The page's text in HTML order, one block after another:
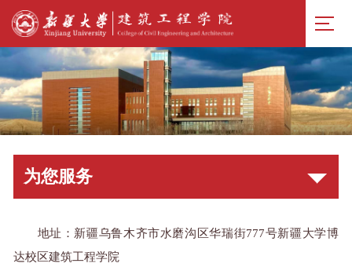
为您服务
地址：新疆乌鲁木齐市水磨沟区华瑞街777号新疆大学博
达校区建筑工程学院